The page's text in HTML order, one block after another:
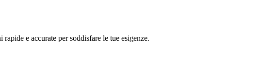
e accurate per soddisfare le tue esigenze.